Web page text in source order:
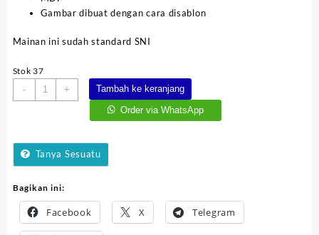
Gambar dibuat dengan cara disablon
Mainan ini sudah standard SNI
Stok 37
-
Kuantitas
Hijaiyah
+
Tambah ke keranjang
Order via WhatsApp
Tanya Sesuatu
Bagikan ini:
Facebook X Telegram